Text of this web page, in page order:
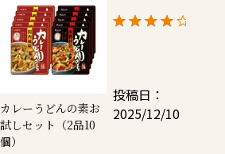
カレーうどんの素お
試しセット（2品10
個）
投稿日
2025/12/10